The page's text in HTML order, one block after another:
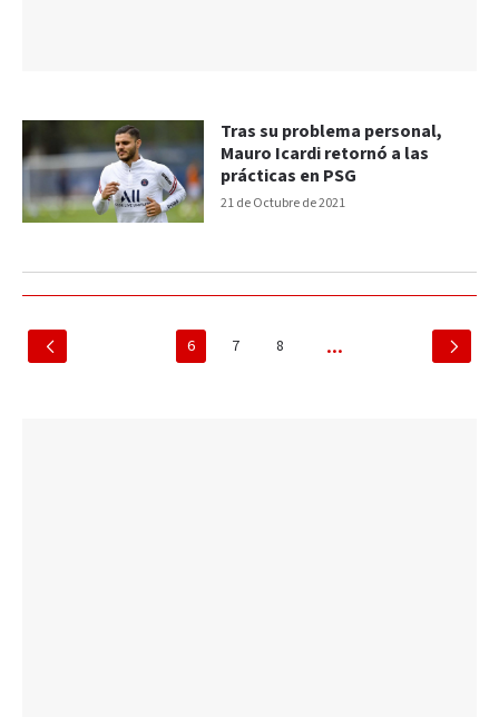
21 de Octubre de 2021
Tras su problema personal,
Mauro Icardi retornó a las
prácticas en PSG
6 7 8